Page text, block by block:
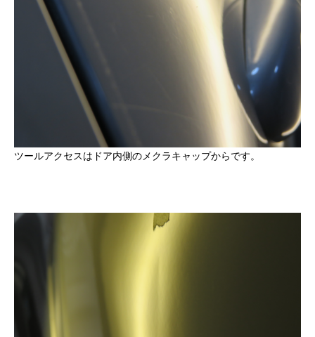
ツールアクセスはドア内側のメクラキャップからです。